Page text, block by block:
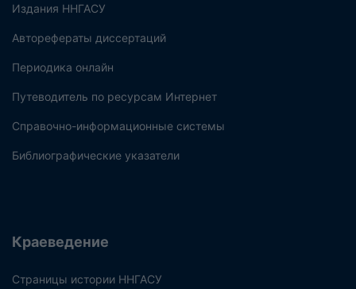
Издания ННГАСУ
Авторефераты диссертаций
Периодика онлайн
Путеводитель по ресурсам Интернет
Справочно-информационные системы
Библиографические указатели
Краеведение
Страницы истории ННГАСУ